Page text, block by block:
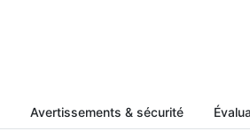
Avertissements & sécurité